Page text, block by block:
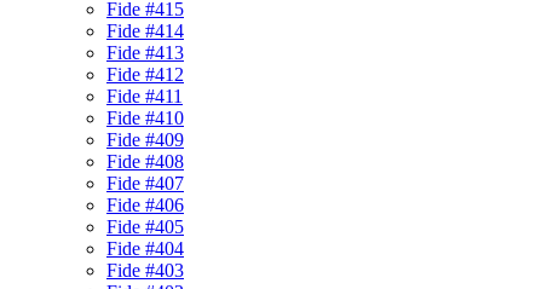
Fide #415
Fide #414
Fide #413
Fide #412
Fide #411
Fide #410
Fide #409
Fide #408
Fide #407
Fide #406
Fide #405
Fide #404
Fide #403